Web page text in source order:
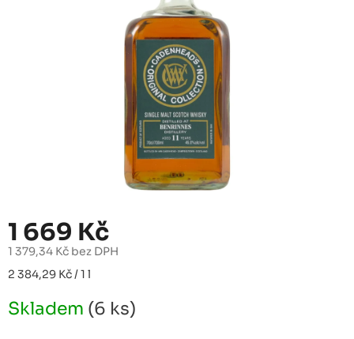
1 669 Kč
1 379,34 Kč bez DPH
Měrná
2 384,29 Kč / 1 l
Skladem (6 ks)